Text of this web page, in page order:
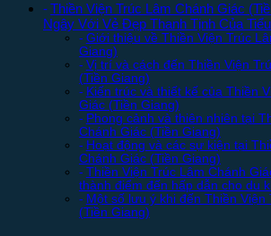
Thiền Viện Trúc Lâm Chánh Giác
Ngây Với Vẻ Đẹp Thanh Tịnh Của
Giới thiệu về Thiền Viện Trúc
Giang)
Vị trí và cách đến Thiền Viện
(Tiền Giang)
Kiến trúc và thiết kế của Thiền
Giác (Tiền Giang)
Phong cảnh và thiên nhiên tại
Chánh Giác (Tiền Giang)
Hoạt động và các sự kiện tại
Chánh Giác (Tiền Giang)
Thiền Viện Trúc Lâm Chánh
thành điểm đến hấp dẫn cho du
Một số lưu ý khi đến Thiền Viện
(Tiền Giang)